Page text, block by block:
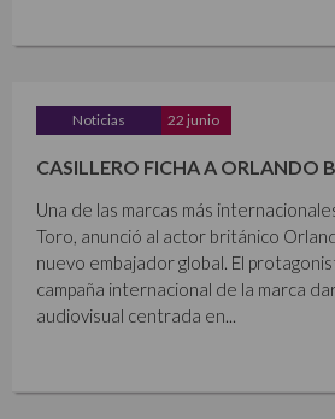
Noticias 22 junio
CASILLERO FICHA A ORLANDO
Una de las marcas más
Toro, anunció al actor británico
nuevo embajador global. El
campaña internacional de la marca
audiovisual centrada en...